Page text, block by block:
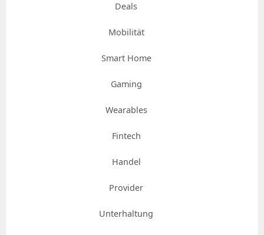
Deals
Mobilität
Smart Home
Gaming
Wearables
Fintech
Handel
Provider
Unterhaltung